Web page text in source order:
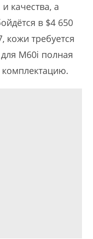
качества, а
в $4 650
кожи требуется
M60i полная
комплектацию.